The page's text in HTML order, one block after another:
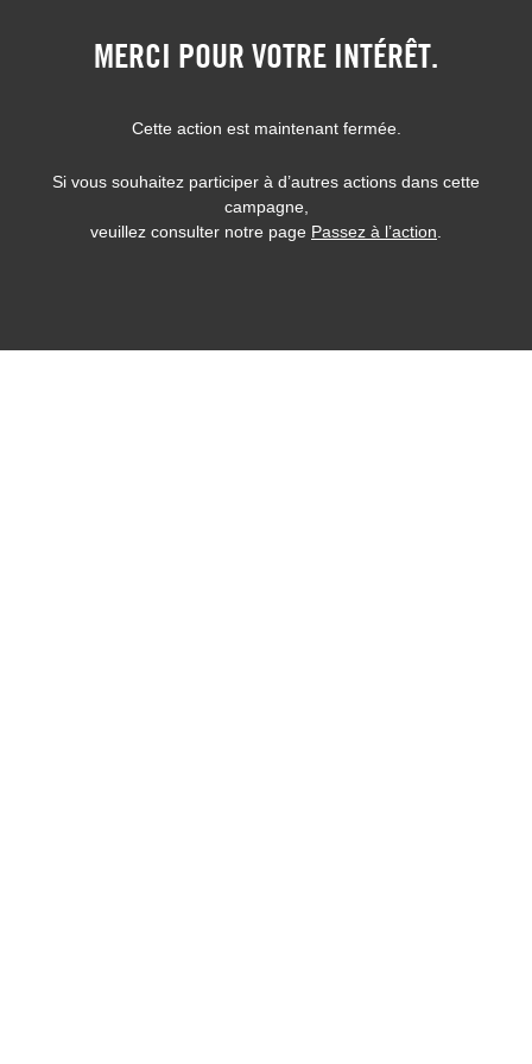
MERCI POUR VOTRE INTÉRÊT.
Cette action est maintenant fermée.
Si vous souhaitez participer à d’autres actions dans cette
campagne,
veuillez consulter notre page Passez à l’action